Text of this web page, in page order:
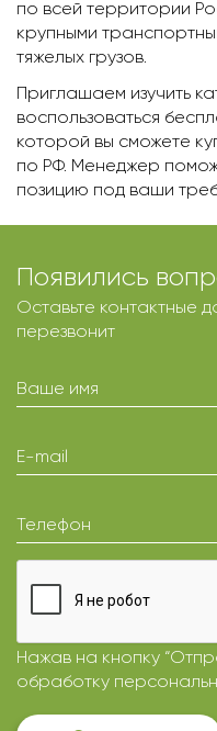
по всей территории
крупными
тяжелых грузов.
Приглашаем изучить
воспользоваться
которой вы сможете
по РФ. Менеджер
позицию под ваши
Появились
Оставьте контактные
перезвонит
Ваше имя
E-mail
Телефон
Нажав на кнопку
обработку